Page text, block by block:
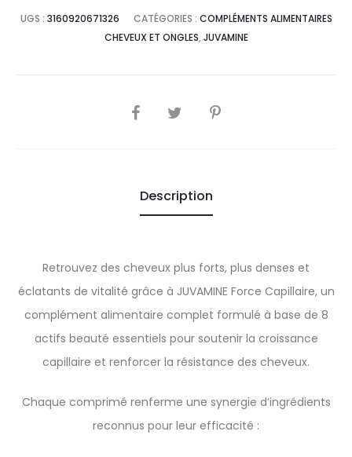
UGS : 3160920671326 CATÉGORIES : COMPLÉMENTS ALIMENTAIRES
CHEVEUX ET ONGLES, JUVAMINE
SHARE
Description
Retrouvez des cheveux plus forts, plus denses et
éclatants de vitalité grâce à JUVAMINE Force Capillaire, un
complément alimentaire complet formulé à base de 8
actifs beauté essentiels pour soutenir la croissance
capillaire et renforcer la résistance des cheveux.
Chaque comprimé renferme une synergie d’ingrédients
reconnus pour leur efficacité :